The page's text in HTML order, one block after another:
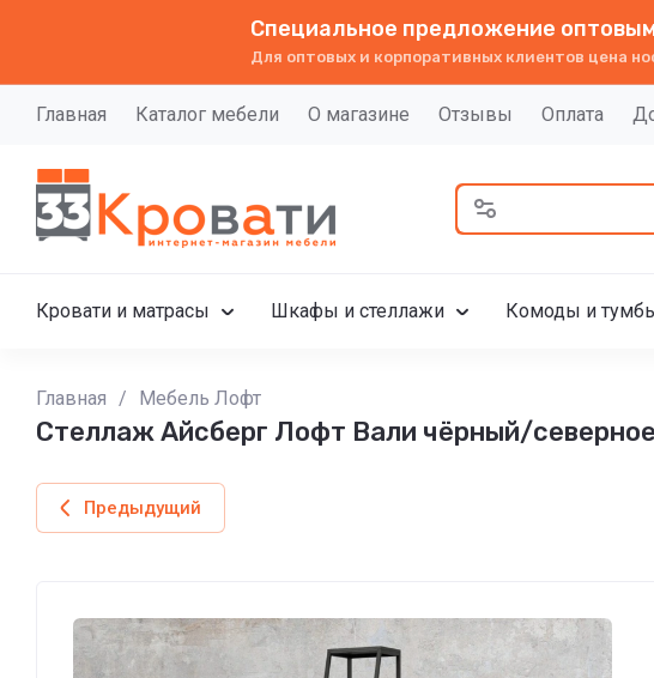
Специальное предложение
Для оптовых и корпоративных клиентов цена
Главная Каталог мебели О магазине Отзывы Оплата
Кровати и матрасы Шкафы и стеллажи Комоды и
Главная / Мебель Лофт
Стеллаж Айсберг Лофт Вали чёрный/
Предыдущий